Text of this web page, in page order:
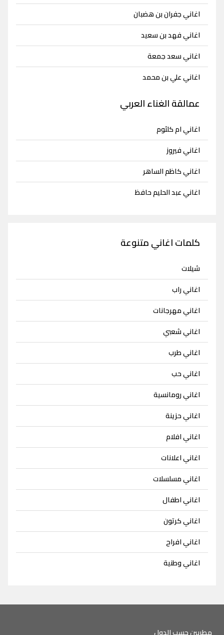
اغاني جفران بن هضبان
اغاني فهد بن سعيد
اغاني سعد جمعة
اغاني علي بن محمد
عمالقة الغناء العربي
اغاني ام كلثوم
اغاني فيروز
اغاني كاظم الساهر
اغاني عبد الحليم حافظ
كلمات اغاني متنوعة
شيلات
اغاني راب
اغاني مهرجانات
اغاني شعبي
اغاني طرب
اغاني حب
اغاني رومانسية
اغاني حزينة
اغاني افلام
اغاني اعلانات
اغاني مسلسلات
اغاني اطفال
اغاني كرتون
اغاني افراح
اغاني وطنية